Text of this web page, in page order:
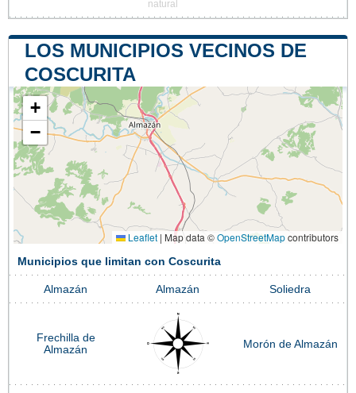
natural
LOS MUNICIPIOS VECINOS DE
COSCURITA
+
−
Leaflet | Map data ©OpenStreetMapcontributors
Municipios que limitan con Coscurita
Almazán Almazán Soliedra
Frechilla de
Almazán
Morón de Almazán